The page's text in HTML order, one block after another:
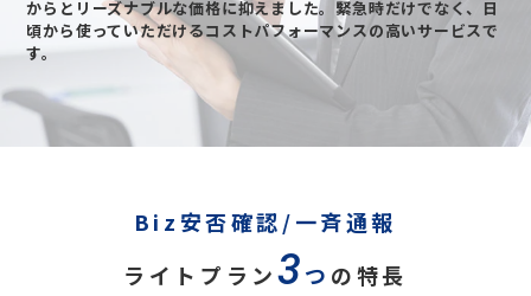
からとリーズナブルな価格に抑えました。緊急時だけでなく、日
頃から使っていただけるコストパフォーマンスの高いサービスで
す。
Biz安否確認/一斉通報
ライトプラン3つ の特長